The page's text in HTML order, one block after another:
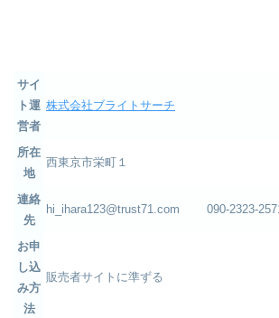
サイ
ト運
営者
株式会社ブライトサーチ
所在
地
西東京市栄町１
連絡
先
hi_ihara123@trust71.com 090-2323-
お申
し込
み方
法
販売者サイトに準ずる